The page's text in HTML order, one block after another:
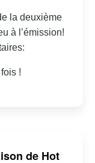
la deuxième
à l’émission!
!
de Hot